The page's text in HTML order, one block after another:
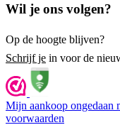
Wil je ons volgen?
Op de hoogte blijven?
Schrijf je in voor de
Mijn aankoop ongedaan
voorwaarden